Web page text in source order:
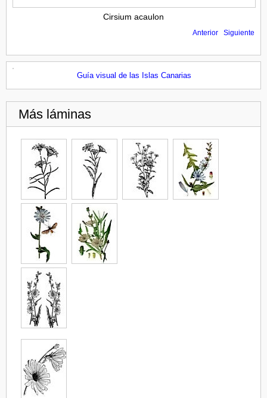
Cirsium acaulon
Anterior Siguiente
Guía visual de las Islas Canarias
Más láminas